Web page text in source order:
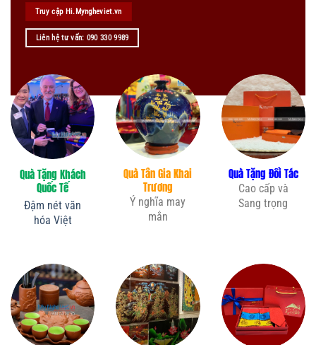
Truy cập Hi.Myngheviet.vn
Liên hệ tư vấn: 090 330 9989
Quà Tặng Khách
Quốc Tế
Đậm nét văn
hóa Việt
Quà Tân Gia Khai
Trương
Ý nghĩa may
mắn
Quà Tặng Đối Tác
Cao cấp và
Sang trọng